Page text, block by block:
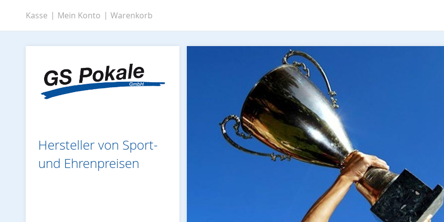
Zum
Inhalt
springen
Kasse Mein Konto Warenkorb
Hersteller von Sport-
und Ehrenpreisen